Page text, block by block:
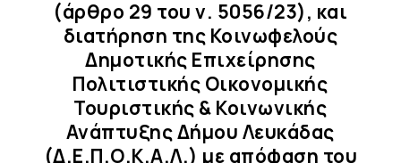
(άρθρο 29 του ν. 5056/23), και
διατήρηση της Κοινωφελούς
Δημοτικής Επιχείρησης
Πολιτιστικής Οικονομικής
Τουριστικής & Κοινωνικής
Ανάπτυξης Δήμου Λευκάδας
(Δ.Ε.Π.Ο.Κ.Α.Λ.) με απόφαση του